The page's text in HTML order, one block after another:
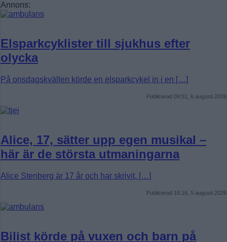
Annons:
Elsparkcyklister till sjukhus efter
olycka
På onsdagskvällen körde en elsparkcykel in i en […]
Publicerad 09:51, 6 augusti 2026
Alice, 17, sätter upp egen musikal –
här är de största utmaningarna
Alice Stenberg är 17 år och har skrivit, […]
Publicerad 16:16, 5 augusti 2026
Bilist körde på vuxen och barn på